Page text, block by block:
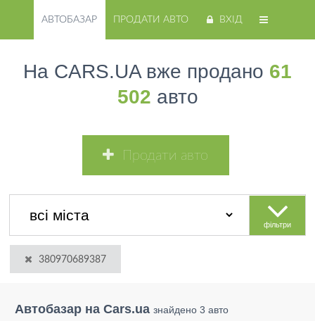
АВТОБАЗАР ПРОДАТИ АВТО ВХІД
На CARS.UA вже продано 61
502 авто
Продати авто
фільтри
380970689387
Автобазар на Cars.ua знайдено 3 авто